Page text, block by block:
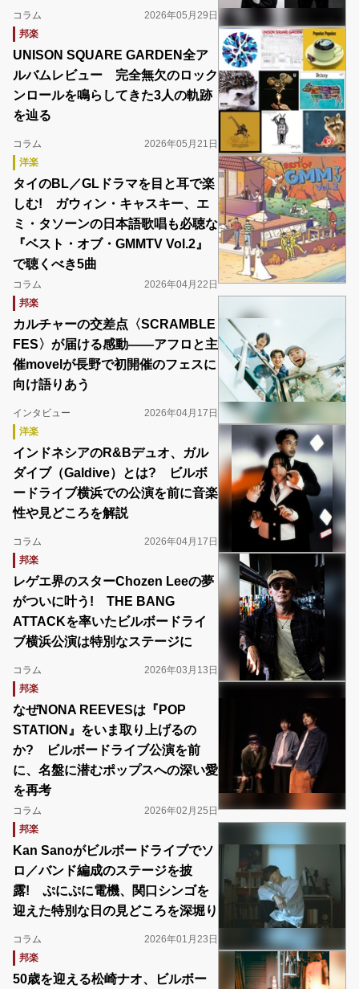
コラム
2026年05月29日
邦楽
UNISON SQUARE GARDEN全ア
ルバムレビュー 完全無欠のロック
ンロールを鳴らしてきた3人の軌跡
を辿る
コラム
2026年05月21日
洋楽
タイのBL／GLドラマを目と耳で楽
しむ! ガウィン・キャスキー、エ
ミ・タソーンの日本語歌唱も必聴な
『ベスト・オブ・GMMTV Vol.2』
で聴くべき5曲
コラム
2026年04月22日
邦楽
カルチャーの交差点〈SCRAMBLE
FES〉が届ける感動――アフロと主
催movelが長野で初開催のフェスに
向け語りあう
インタビュー
2026年04月17日
洋楽
インドネシアのR&Bデュオ、ガル
ダイブ（Galdive）とは? ビルボ
ードライブ横浜での公演を前に音楽
性や見どころを解説
コラム
2026年04月17日
邦楽
レゲエ界のスターChozen Leeの夢
がついに叶う! THE BANG
ATTACKを率いたビルボードライ
ブ横浜公演は特別なステージに
コラム
2026年03月13日
邦楽
なぜNONA REEVESは『POP
STATION』をいま取り上げるの
か? ビルボードライブ公演を前
に、名盤に潜むポップスへの深い愛
を再考
コラム
2026年02月25日
邦楽
Kan Sanoがビルボードライブでソ
ロ／バンド編成のステージを披
露! ぷにぷに電機、関口シンゴを
迎えた特別な日の見どころを深堀り
コラム
2026年01月23日
邦楽
50歳を迎える松崎ナオ、ビルボー